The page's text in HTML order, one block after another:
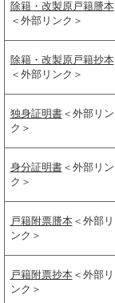
除籍・改製原戸籍謄本
＜外部リンク＞
除籍・改製原戸籍抄本
＜外部リンク＞
独身証明書＜外部リン
ク＞
身分証明書＜外部リン
ク＞
戸籍附票謄本＜外部リ
ンク＞
戸籍附票抄本＜外部リ
ンク＞